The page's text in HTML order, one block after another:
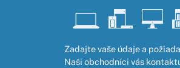
Zadajte vaše údaje a
Naši obchodníci vás